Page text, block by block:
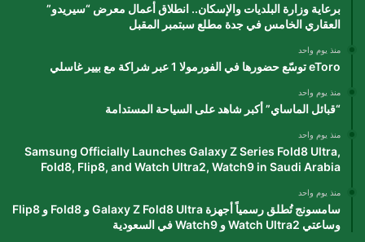
برعاية وزارة البلديات والإسكان.. انطلاق أعمال معرض “سيريدو”
العقاري الخامس في جدة مطلع سبتمبر المقبل
منذ يوم واحد
eToro توسّع حضورها في الفورمولا 1 عبر شراكة مع بيير غاسلي
منذ يوم واحد
“قبائل الماساي” أكبر شاهد على السياحة المستدامة
منذ يوم واحد
Samsung Officially Launches Galaxy Z Series Fold8 Ultra,
Fold8, Flip8, and Watch Ultra2, Watch9 in Saudi Arabia
منذ يوم واحد
سامسونج تُطلق رسمياً أجهزة Galaxy Z Fold8 Ultra و Fold8 و Flip8
وساعتي Watch Ultra2 و Watch9 في السعودية